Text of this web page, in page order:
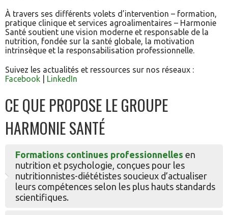
À travers ses différents volets d’intervention – formation,
pratique clinique et services agroalimentaires – Harmonie
Santé soutient une vision moderne et responsable de la
nutrition, fondée sur la santé globale, la motivation
intrinsèque et la responsabilisation professionnelle.
Suivez les actualités et ressources sur nos réseaux :
Facebook
LinkedIn
CE QUE PROPOSE LE GROUPE
HARMONIE SANTÉ
Formations continues professionnelles en
nutrition et psychologie, conçues pour les
nutritionnistes-diététistes soucieux d’actualiser
leurs compétences selon les plus hauts standards
scientifiques.